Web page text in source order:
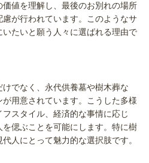
値を理解し、最後のお別れの場所
が行われています。このようなサ
たいと願う人々に選ばれる理由で
でなく、永代供養墓や樹木葬な
用意されています。こうした多様
スタイル、経済的な事情に応じ
偲ぶことを可能にします。特に樹
人にとって魅力的な選択肢です。